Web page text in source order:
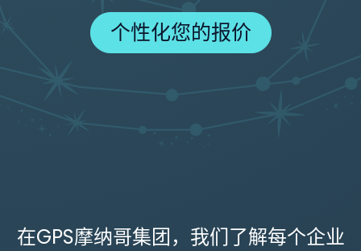
个性化您的报价
在GPS摩纳哥集团，我们了解每个企业